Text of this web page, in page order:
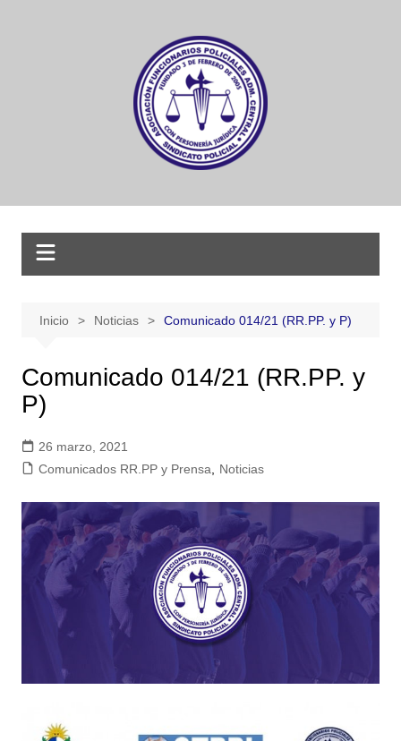
Inicio Noticias Comunicado 014/21 (RR.PP. y P)
Comunicado 014/21 (RR.PP. y
P)
26 marzo, 2021
Comunicados RR.PP y Prensa
Noticias